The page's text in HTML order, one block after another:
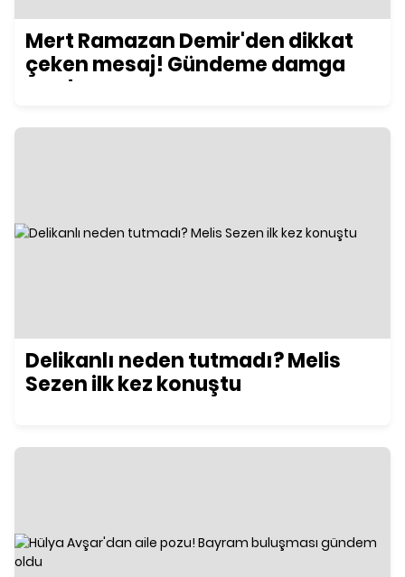
Mert Ramazan Demir'den dikkat
çeken mesaj! Gündeme damga
vurdu
Delikanlı neden tutmadı? Melis
Sezen ilk kez konuştu